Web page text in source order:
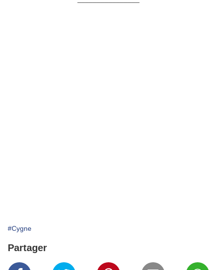
#Cygne
Partager